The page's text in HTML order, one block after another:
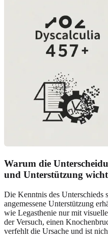
Warum die
und Unterstützung
Die Kenntnis des Unterschieds
angemessene Unterstützung
wie Legasthenie nur mit
der Versuch, einen
verfehlt die Ursache und ist